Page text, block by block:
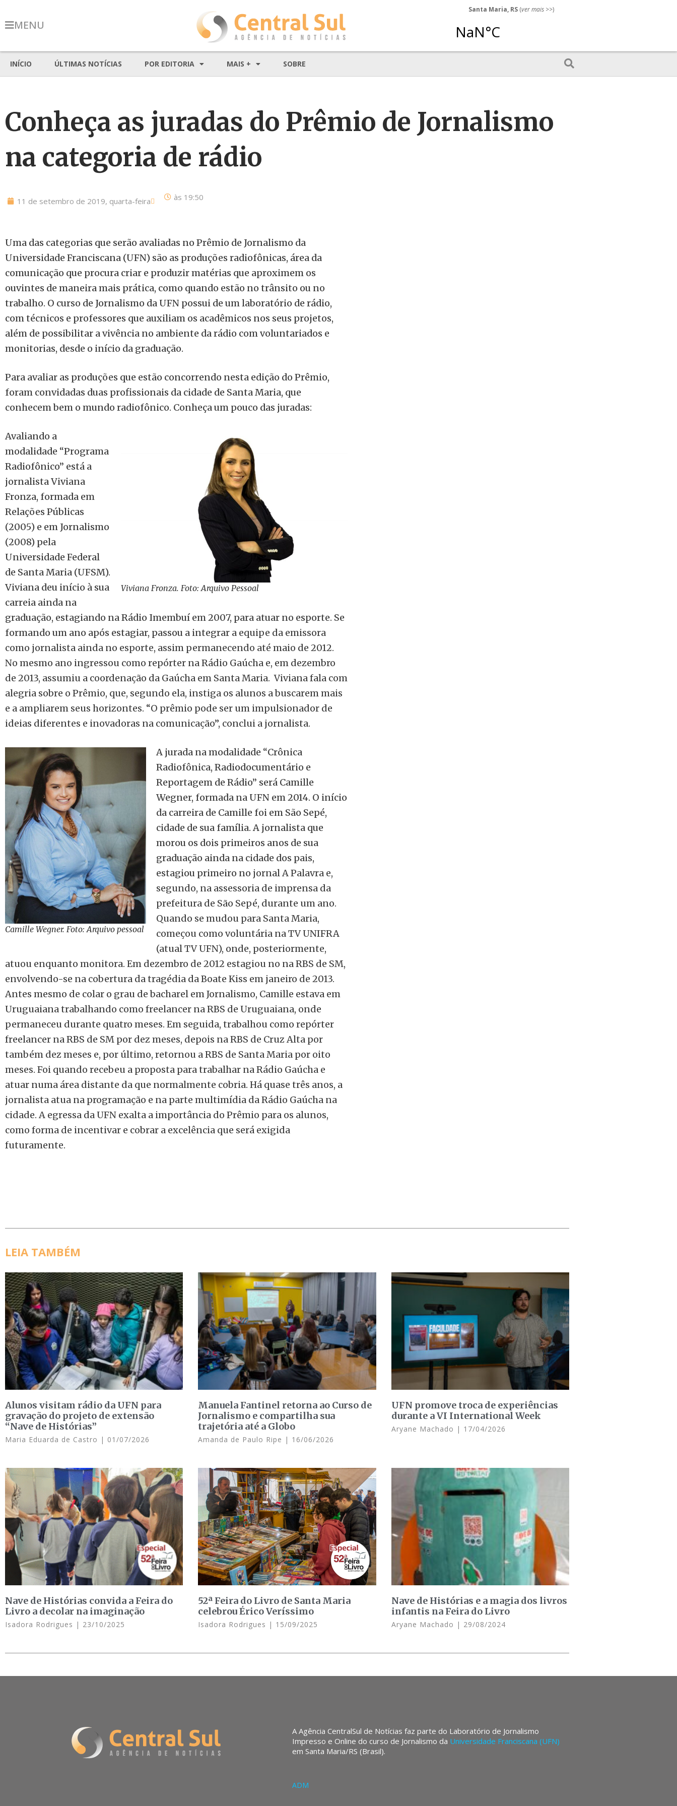
MENU
Santa Maria, RS (ver mais >>)
INÍCIO ÚLTIMAS NOTÍCIAS POR EDITORIA MAIS + SOBRE
Conheça as juradas do Prêmio de Jornalismo
na categoria de rádio
11 de setembro de 2019, quarta-feira às 19:50
Uma das categorias que serão avaliadas no Prêmio de Jornalismo da
Universidade Franciscana (UFN) são as produções radiofônicas, área da
comunicação que procura criar e produzir matérias que aproximem os
ouvintes de maneira mais prática, como quando estão no trânsito ou no
trabalho. O curso de Jornalismo da UFN possui de um laboratório de rádio,
com técnicos e professores que auxiliam os acadêmicos nos seus projetos,
além de possibilitar a vivência no ambiente da rádio com voluntariados e
monitorias, desde o início da graduação.
Para avaliar as produções que estão concorrendo nesta edição do Prêmio,
foram convidadas duas profissionais da cidade de Santa Maria, que
conhecem bem o mundo radiofônico. Conheça um pouco das juradas:
Viviana Fronza. Foto: Arquivo Pessoal
Avaliando a
modalidade “Programa
Radiofônico” está a
jornalista Viviana
Fronza, formada em
Relações Públicas
(2005) e em Jornalismo
(2008) pela
Universidade Federal
de Santa Maria (UFSM).
Viviana deu início à sua
carreia ainda na
graduação, estagiando na Rádio Imembuí em 2007, para atuar no esporte. Se
formando um ano após estagiar, passou a integrar a equipe da emissora
como jornalista ainda no esporte, assim permanecendo até maio de 2012.
No mesmo ano ingressou como repórter na Rádio Gaúcha e, em dezembro
de 2013, assumiu a coordenação da Gaúcha em Santa Maria. Viviana fala com
alegria sobre o Prêmio, que, segundo ela, instiga os alunos a buscarem mais
e a ampliarem seus horizontes. “O prêmio pode ser um impulsionador de
ideias diferentes e inovadoras na comunicação”, conclui a jornalista.
Camille Wegner. Foto: Arquivo pessoal
A jurada na modalidade “Crônica
Radiofônica, Radiodocumentário e
Reportagem de Rádio” será Camille
Wegner, formada na UFN em 2014. O início
da carreira de Camille foi em São Sepé,
cidade de sua família. A jornalista que
morou os dois primeiros anos de sua
graduação ainda na cidade dos pais,
estagiou primeiro no jornal A Palavra e,
segundo, na assessoria de imprensa da
prefeitura de São Sepé, durante um ano.
Quando se mudou para Santa Maria,
começou como voluntária na TV UNIFRA
(atual TV UFN), onde, posteriormente,
atuou enquanto monitora. Em dezembro de 2012 estagiou no na RBS de SM,
envolvendo-se na cobertura da tragédia da Boate Kiss em janeiro de 2013.
Antes mesmo de colar o grau de bacharel em Jornalismo, Camille estava em
Uruguaiana trabalhando como freelancer na RBS de Uruguaiana, onde
permaneceu durante quatro meses. Em seguida, trabalhou como repórter
freelancer na RBS de SM por dez meses, depois na RBS de Cruz Alta por
também dez meses e, por último, retornou a RBS de Santa Maria por oito
meses. Foi quando recebeu a proposta para trabalhar na Rádio Gaúcha e
atuar numa área distante da que normalmente cobria. Há quase três anos, a
jornalista atua na programação e na parte multimídia da Rádio Gaúcha na
cidade. A egressa da UFN exalta a importância do Prêmio para os alunos,
como forma de incentivar e cobrar a excelência que será exigida
futuramente.
LEIA TAMBÉM
Alunos visitam rádio da UFN para
gravação do projeto de extensão
“Nave de Histórias”
Maria Eduarda de Castro 01/07/2026
Manuela Fantinel retorna ao Curso de
Jornalismo e compartilha sua
trajetória até a Globo
Amanda de Paulo Ripe 16/06/2026
UFN promove troca de experiências
durante a VI International Week
Aryane Machado 17/04/2026
Nave de Histórias convida a Feira do
Livro a decolar na imaginação
Isadora Rodrigues 23/10/2025
52ª Feira do Livro de Santa Maria
celebrou Érico Veríssimo
Isadora Rodrigues 15/09/2025
Nave de Histórias e a magia dos livros
infantis na Feira do Livro
Aryane Machado 29/08/2024
A Agência CentralSul de Notícias faz parte do Laboratório de Jornalismo
Impresso e Online do curso de Jornalismo da Universidade Franciscana (UFN)
em Santa Maria/RS (Brasil).
ADM